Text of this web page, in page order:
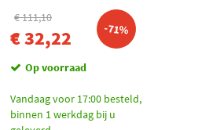
€ 111,10
€ 32,22 -71%
Op voorraad
Vandaag voor 17:00 besteld,
binnen 1 werkdag bij u